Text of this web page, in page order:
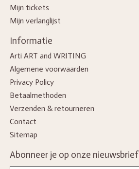
Mijn tickets
Mijn verlanglijst
Informatie
Arti ART and WRITING
Algemene voorwaarden
Privacy Policy
Betaalmethoden
Verzenden & retourneren
Contact
Sitemap
Abonneer je op onze nieuwsbrief